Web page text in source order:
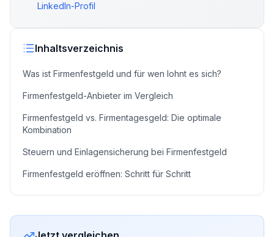
LinkedIn-Profil
Inhaltsverzeichnis
Was ist Firmenfestgeld und für wen lohnt es sich?
Firmenfestgeld-Anbieter im Vergleich
Firmenfestgeld vs. Firmentagesgeld: Die optimale
Kombination
Steuern und Einlagensicherung bei Firmenfestgeld
Firmenfestgeld eröffnen: Schritt für Schritt